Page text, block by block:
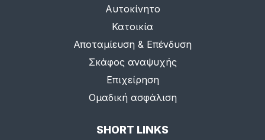
Αυτοκίνητο
Κατοικία
Αποταμίευση & Επένδυση
Σκάφος αναψυχής
Επιχείρηση
Ομαδική ασφάλιση
SHORT LINKS